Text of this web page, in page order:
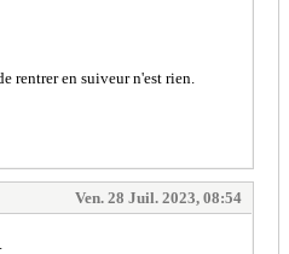
rentrer en suiveur n'est rien.
Ven. 28 Juil. 2023, 08:54